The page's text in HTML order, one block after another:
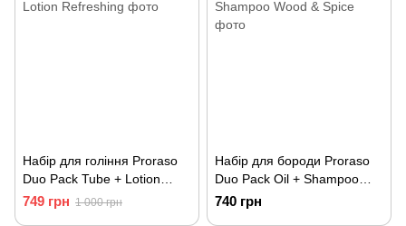
Набір для гоління Proraso
Duo Pack Tube + Lotion
Refreshing
749 грн 1 000 грн
Набір для бороди Proraso
Duo Pack Oil + Shampoo
Wood & Spice
740 грн